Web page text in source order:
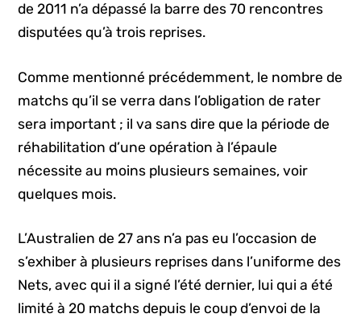
de 2011 n’a dépassé la barre des 70 rencontres
disputées qu’à trois reprises.
Comme mentionné précédemment, le nombre de
matchs qu’il se verra dans l’obligation de rater
sera important ; il va sans dire que la période de
réhabilitation d’une opération à l’épaule
nécessite au moins plusieurs semaines, voir
quelques mois.
L’Australien de 27 ans n’a pas eu l’occasion de
s’exhiber à plusieurs reprises dans l’uniforme des
Nets, avec qui il a signé l’été dernier, lui qui a été
limité à 20 matchs depuis le coup d’envoi de la